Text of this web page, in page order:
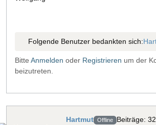
Folgende Benutzer bedankten sich:
Bitte Anmelden oder Registrieren um der
beizutreten.
Hartmut Offline Beiträge: